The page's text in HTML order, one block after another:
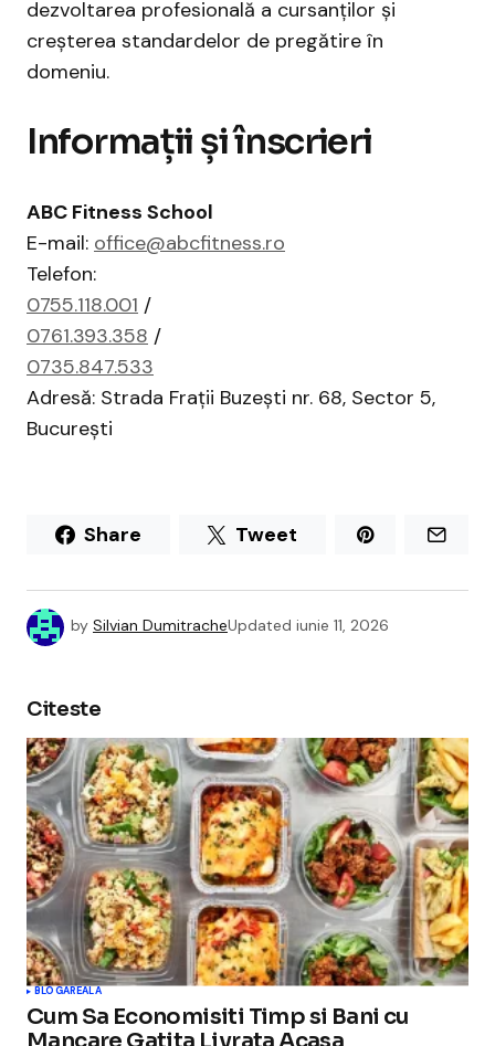
dezvoltarea profesională a cursanților și
creșterea standardelor de pregătire în
domeniu.
Informații și înscrieri
ABC Fitness School
E-mail: office@abcfitness.ro
Telefon:
0755.118.001 /
0761.393.358 /
0735.847.533
Adresă: Strada Frații Buzești nr. 68, Sector 5,
București
Share Tweet
by Silvian DumitracheUpdated iunie 11, 2026
Citeste
BLOGAREALA
Cum Sa Economisiti Timp si Bani cu
Mancare Gatita Livrata Acasa